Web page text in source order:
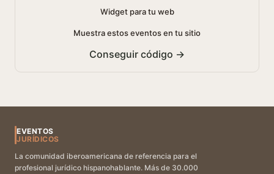
Widget para tu web
Muestra estos eventos en tu sitio
Conseguir código →
EVENTOS
JURÍDICOS
La comunidad iberoamericana de referencia para el
profesional jurídico hispanohablante. Más de 30.000